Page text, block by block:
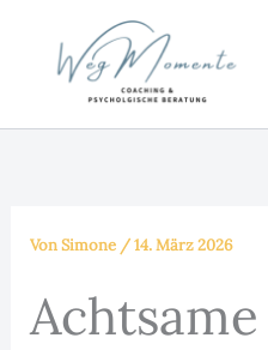
springen
VonSimone /14. März 2026